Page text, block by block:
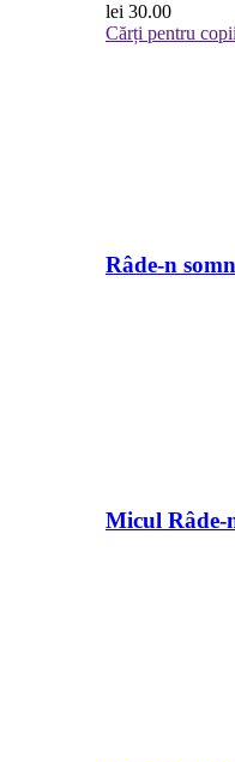
lei 30.00
Cărți pentru copii
Râde-n
Micul Râde-